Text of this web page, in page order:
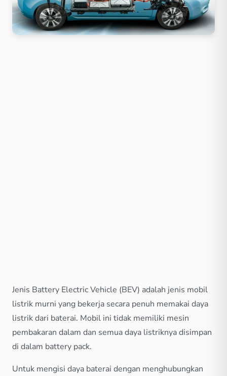
Jenis Battery Electric Vehicle (BEV) adalah jenis mobil
listrik murni yang bekerja secara penuh memakai daya
listrik dari baterai. Mobil ini tidak memiliki mesin
pembakaran dalam dan semua daya listriknya disimpan
di dalam battery pack.
Untuk mengisi daya baterai dengan menghubungkan